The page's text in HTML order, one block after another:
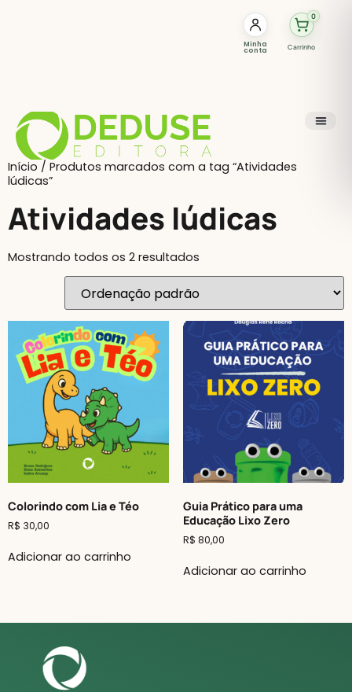
Minha
conta Carrinho
0
Início / Produtos marcados com a tag “Atividades
lúdicas”
Atividades lúdicas
Mostrando todos os 2 resultados
Colorindo com Lia e Téo
R$ 30,00
Adicionar ao carrinho
Guia Prático para uma
Educação Lixo Zero
R$ 80,00
Adicionar ao carrinho